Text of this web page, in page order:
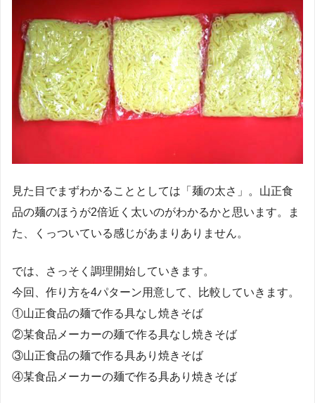
見た目でまずわかることとしては「麺の太さ」。山正食
品の麺のほうが2倍近く太いのがわかるかと思います。ま
た、くっついている感じがあまりありません。
では、さっそく調理開始していきます。
今回、作り方を4パターン用意して、比較していきます。
①山正食品の麺で作る具なし焼きそば
②某食品メーカーの麺で作る具なし焼きそば
③山正食品の麺で作る具あり焼きそば
④某食品メーカーの麺で作る具あり焼きそば